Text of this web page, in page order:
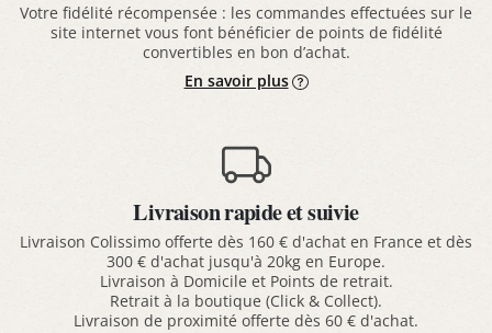
Votre fidélité récompensée : les commandes effectuées sur le
site internet vous font bénéficier de points de fidélité
convertibles en bon d’achat.
En savoir plus
Livraison rapide et suivie
Livraison Colissimo offerte dès 160 € d'achat en France et dès
300 € d'achat jusqu'à 20kg en Europe.
Livraison à Domicile et Points de retrait.
Retrait à la boutique (Click & Collect).
Livraison de proximité offerte dès 60 € d'achat.